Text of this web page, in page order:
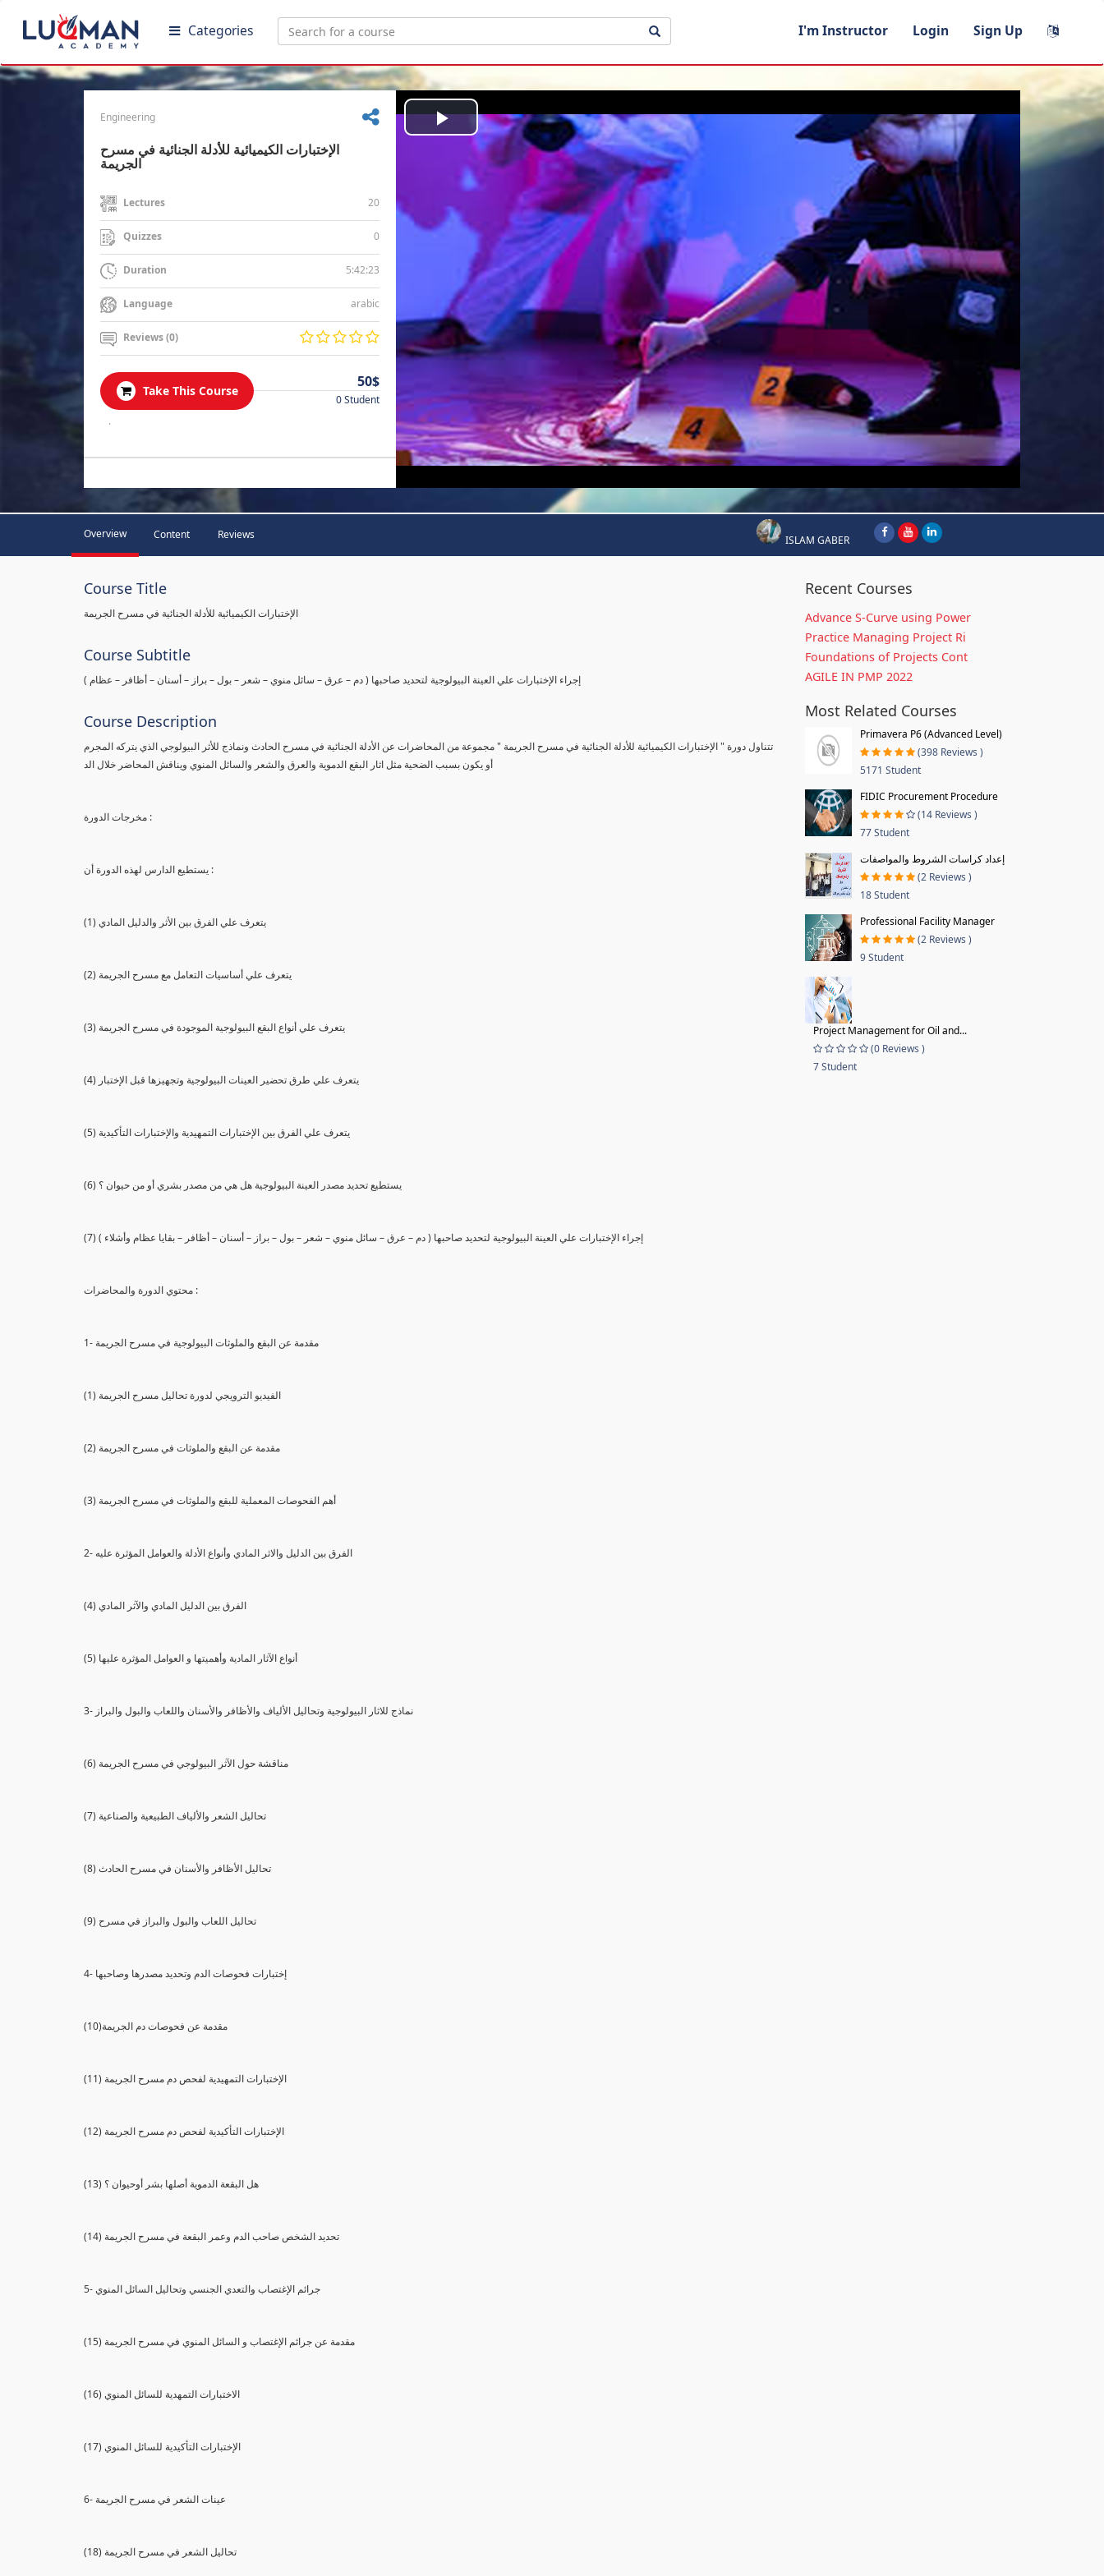
Categories I'm Instructor Login Sign Up
Engineering
الإختبارات الكيميائية للأدلة الجنائية في مسرح
الجريمة
Lectures 20
Quizzes 0
Duration 5:42:23
Language arabic
Reviews (0)
Take This Course
50$
0 Student
.
Play
Video
Overview Content Reviews ISLAM GABER
Course Title
الإختبارات الكيميائية للأدلة الجنائية في مسرح الجريمة
Course Subtitle
( إجراء الإختبارات علي العينة البيولوجية لتحديد صاحبها ( دم – عرق – سائل منوي – شعر – بول – براز – أسنان – أظافر – عظام
Course Description
تتناول دورة " الإختبارات الكيميائية للأدلة الجنائية في مسرح الجريمة " مجموعة من المحاضرات عن الأدلة الجنائية في مسرح الحادث ونماذج للأثر البيولوجي الذي يتركه المجرم
أو يكون بسبب الضحية مثل اثار البقع الدموية والعرق والشعر والسائل المنوي ويناقش المحاضر خلال الد
مخرجات الدورة :
يستطيع الدارس لهذه الدورة أن :
(1) يتعرف علي الفرق بين الأثر والدليل المادي
(2) يتعرف علي أساسيات التعامل مع مسرح الجريمة
(3) يتعرف علي أنواع البقع البيولوجية الموجودة في مسرح الجريمة
(4) يتعرف علي طرق تحضير العينات البيولوجية وتجهيزها قبل الإختبار
(5) يتعرف علي الفرق بين الإختبارات التمهيدية والإختبارات التأكيدية
(6) يستطيع تحديد مصدر العينة البيولوجية هل هي من مصدر بشري أو من حيوان ؟
(7) إجراء الإختبارات علي العينة البيولوجية لتحديد صاحبها ( دم – عرق – سائل منوي – شعر – بول – براز – أسنان – أظافر – بقايا عظام وأشلاء )
محتوي الدورة والمحاضرات :
1- مقدمة عن البقع والملوثات البيولوجية في مسرح الجريمة
(1) الفيديو الترويجي لدورة تحاليل مسرح الجريمة
(2) مقدمة عن البقع والملوثات في مسرح الجريمة
(3) أهم الفحوصات المعملية للبقع والملوثات في مسرح الجريمة
2- الفرق بين الدليل والاثر المادي وأنواع الأدلة والعوامل المؤثرة عليه
(4) الفرق بين الدليل المادي والآثر المادي
(5) أنواع الآثار المادية وأهميتها و العوامل المؤثرة عليها
3- نماذج للاثار البيولوجية وتحاليل الألياف والأظافر والأسنان واللعاب والبول والبراز
(6) مناقشة حول الآثر البيولوجي في مسرح الجريمة
(7) تحاليل الشعر والألياف الطبيعية والصناعية
(8) تحاليل الأظافر والأسنان في مسرح الحادث
(9) تحاليل اللعاب والبول والبراز في مسرح
4- إختبارات فحوصات الدم وتحديد مصدرها وصاحبها
(10)مقدمة عن فحوصات دم الجريمة
(11) الإختبارات التمهيدية لفحص دم مسرح الجريمة
(12) الإختبارات التأكيدية لفحص دم مسرح الجريمة
(13) هل البقعة الدموية أصلها بشر أوحيوان ؟
(14) تحديد الشخص صاحب الدم وعمر البقعة في مسرح الجريمة
5- جرائم الإغتصاب والتعدي الجنسي وتحاليل السائل المنوي
(15) مقدمة عن جرائم الإغتصاب و السائل المنوي في مسرح الجريمة
(16) الاختبارات التمهدية للسائل المنوي
(17) الإختبارات التأكيدية للسائل المنوي
6- عينات الشعر في مسرح الجريمة
(18) تحاليل الشعر في مسرح الجريمة
Recent Courses
Advance S-Curve using Power
Practice Managing Project Ri
Foundations of Projects Cont
AGILE IN PMP 2022
Most Related Courses
Primavera P6 (Advanced Level)
(398 Reviews )
5171 Student
FIDIC Procurement Procedure
(14 Reviews )
77 Student
إعداد كراسات الشروط والمواصفات
(2 Reviews )
18 Student
Professional Facility Manager
(2 Reviews )
9 Student
Project Management for Oil and...
(0 Reviews )
7 Student